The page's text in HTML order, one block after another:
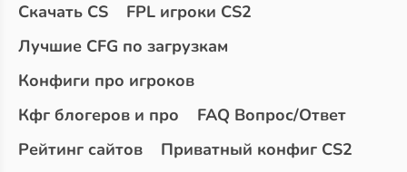
Скачать CS
FPL игроки CS2
Лучшие CFG по загрузкам
Конфиги про игроков
Кфг блогеров и про
FAQ Вопрос/Ответ
Рейтинг сайтов
Приватный конфиг CS2